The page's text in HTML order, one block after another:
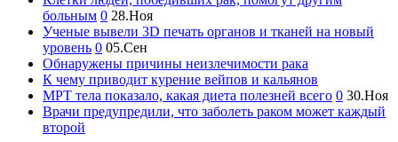
больным 0 28.Ноя
Ученые вывели 3D печать органов и тканей на новый
уровень 0 05.Сен
Обнаружены причины неизлечимости рака
К чему приводит курение вейпов и кальянов
МРТ тела показало, какая диета полезней всего 0 30.Ноя
Врачи предупредили, что заболеть раком может каждый
второй